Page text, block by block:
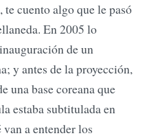
cuento algo que le pasó
En 2005 lo
de un
y antes de la proyección,
una base coreana que
estaba subtitulada en
a entender los